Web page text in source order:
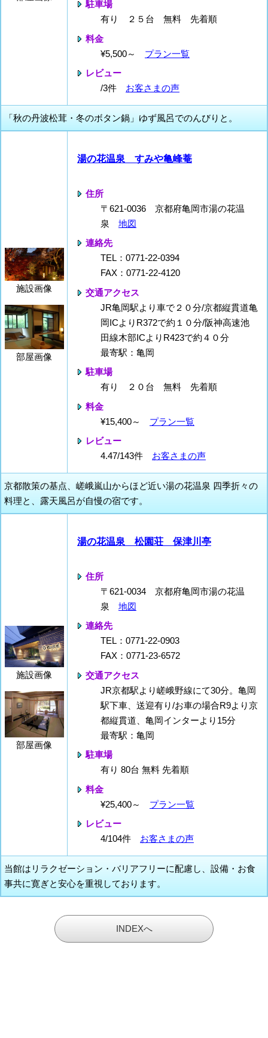
駐車場
有り ２５台 無料 先着順
料金
¥5,500～ プラン一覧
レビュー
/3件 お客さまの声
「秋の丹波松茸・冬のボタン鍋」ゆず風呂でのんびりと。
施設画像
部屋画像
湯の花温泉 すみや亀峰菴
住所
〒621-0036 京都府亀岡市湯の花温
泉 地図
連絡先
TEL：0771-22-0394
FAX：0771-22-4120
交通アクセス
JR亀岡駅より車で２０分/京都縦貫道亀
岡ICよりR372で約１０分/阪神高速池
田線木部ICよりR423で約４０分
最寄駅：亀岡
駐車場
有り ２０台 無料 先着順
料金
¥15,400～ プラン一覧
レビュー
4.47/143件 お客さまの声
京都散策の基点、嵯峨嵐山からほど近い湯の花温泉 四季折々の
料理と、露天風呂が自慢の宿です。
施設画像
部屋画像
湯の花温泉 松園荘 保津川亭
住所
〒621-0034 京都府亀岡市湯の花温
泉 地図
連絡先
TEL：0771-22-0903
FAX：0771-23-6572
交通アクセス
JR京都駅より嵯峨野線にて30分。亀岡
駅下車、送迎有り/お車の場合R9より京
都縦貫道、亀岡インターより15分
最寄駅：亀岡
駐車場
有り 80台 無料 先着順
料金
¥25,400～ プラン一覧
レビュー
4/104件 お客さまの声
当館はリラクゼーション・バリアフリーに配慮し、設備・お食
事共に寛ぎと安心を重視しております。
INDEXへ